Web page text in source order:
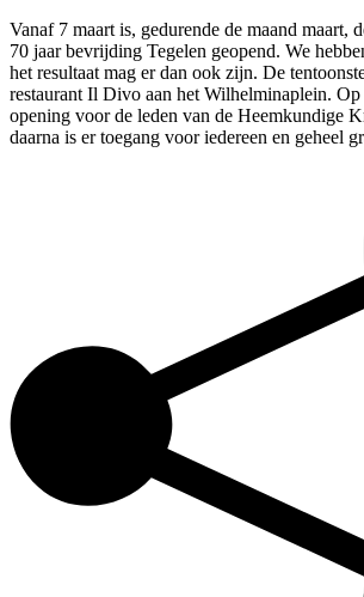
Vanaf 7 maart is, gedurende de maand maart,
70 jaar bevrijding Tegelen geopend. We
het resultaat mag er dan ook zijn. De
restaurant Il Divo aan het Wilhelminaplein.
opening voor de leden van de Heemkundige
daarna is er toegang voor iedereen en geheel